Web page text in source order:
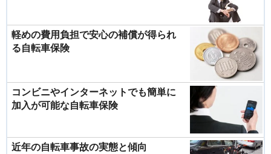
軽めの費用負担で安心の補償が得られ
る自転車保険
コンビニやインターネットでも簡単に
加入が可能な自転車保険
近年の自転車事故の実態と傾向